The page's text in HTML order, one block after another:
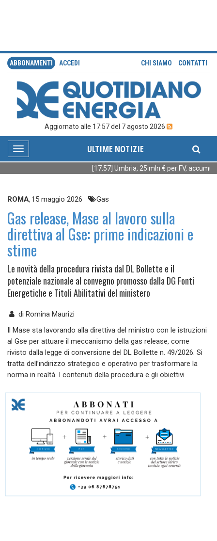
ABBONAMENTI ACCEDI CHI SIAMO CONTATTI
Aggiornato alle 17:57 del 7 agosto 2026
Toggle
navigation
ULTIME NOTIZIE
[17:57] Umbria, 25 mln € per FV,
ROMA, 15 maggio 2026 Gas
Gas release, Mase al lavoro sulla
direttiva al Gse: prime indicazioni e
stime
Le novità della procedura rivista dal DL Bollette e il
potenziale nazionale al convegno promosso dalla DG Fonti
Energetiche e Titoli Abilitativi del ministero
di Romina Maurizi
Il Mase sta lavorando alla direttiva del ministro con le istruzioni
al Gse per attuare il meccanismo della gas release, come
rivisto dalla legge di conversione del DL Bollette n. 49/2026. Si
tratta dell’indirizzo strategico e operativo per trasformare la
norma in realtà. I contenuti della procedura e gli obiettivi